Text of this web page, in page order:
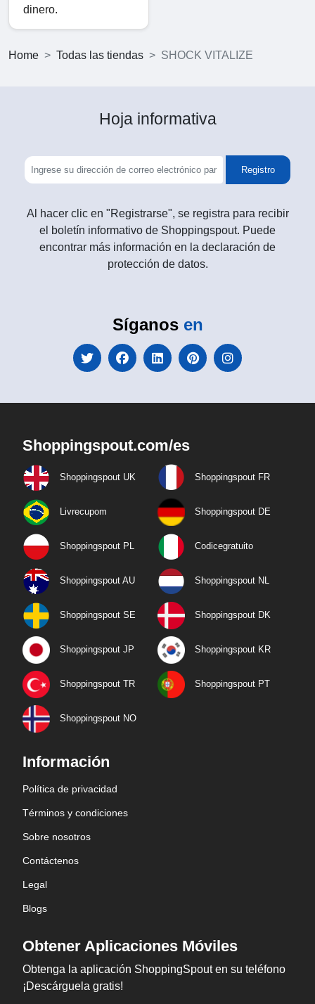
dinero.
Home Todas las tiendas SHOCK VITALIZE
Hoja informativa
Registro
Al hacer clic en "Registrarse", se registra para recibir
el boletín informativo de Shoppingspout. Puede
encontrar más información en la declaración de
protección de datos.
Síganos en
Shoppingspout.com/es
Shoppingspout UK Shoppingspout FR
Livrecupom Shoppingspout DE
Shoppingspout PL Codicegratuito
Shoppingspout AU Shoppingspout NL
Shoppingspout SE Shoppingspout DK
Shoppingspout JP Shoppingspout KR
Shoppingspout TR Shoppingspout PT
Shoppingspout NO
Información
Política de privacidad
Términos y condiciones
Sobre nosotros
Contáctenos
Legal
Blogs
Obtener Aplicaciones Móviles
Obtenga la aplicación ShoppingSpout en su teléfono
¡Descárguela gratis!